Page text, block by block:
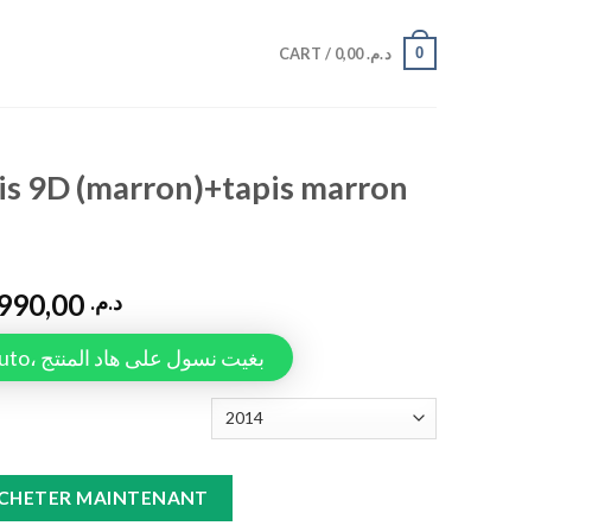
CART / د.م.0,00 0
9D (marron)+tapis marron
د.م.
مرحباً Tapiauto، بغيت نسول على هاد المنتج
marron Discovery quantity
MAINTENANT